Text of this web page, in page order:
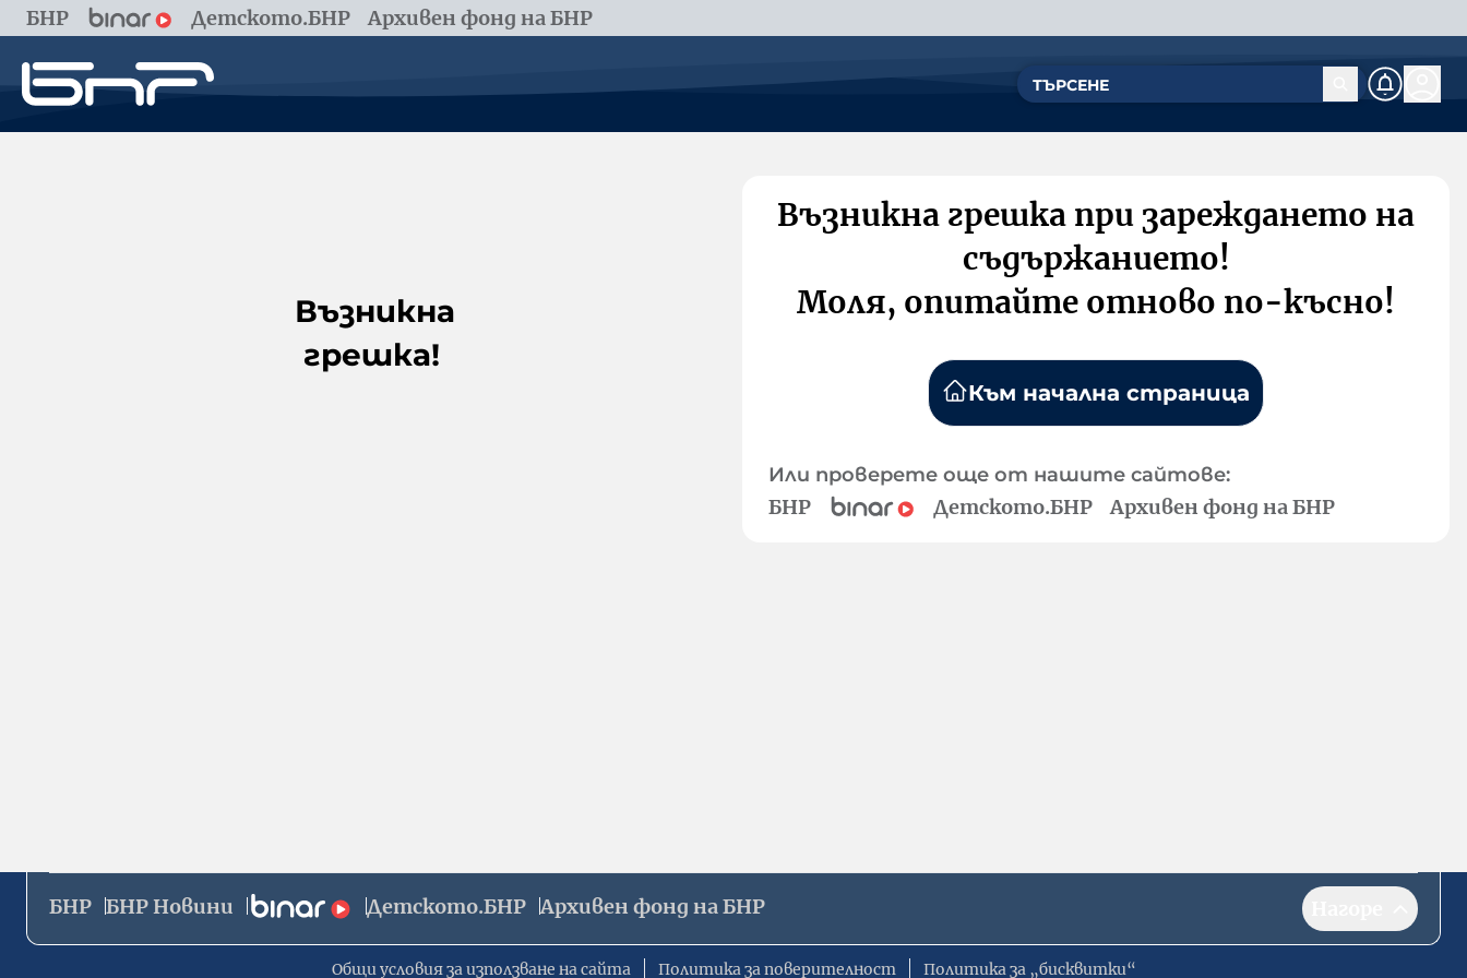
БНР Детското.БНР Архивен фонд на БНР
Възникна
грешка!
Възникна грешка при зареждането на
съдържанието!
Моля, опитайте отново по-късно!
Към начална страница
Или проверете още от нашите сайтове:
БНР Детското.БНР Архивен фонд на БНР
БНР БНР Новини Детското.БНР Архивен фонд на БНР
Общи условия за използване на сайта Политика за поверителност Политика за „бисквитки“